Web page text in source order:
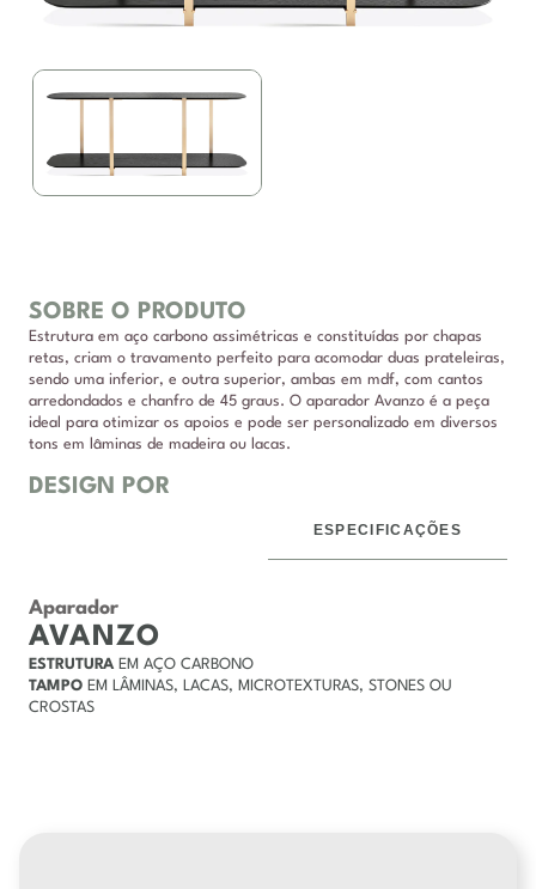
SOBRE O PRODUTO
Estrutura em aço carbono assimétricas e constituídas por chapas
retas, criam o travamento perfeito para acomodar duas prateleiras,
sendo uma inferior, e outra superior, ambas em mdf, com cantos
arredondados e chanfro de 45 graus. O aparador Avanzo é a peça
ideal para otimizar os apoios e pode ser personalizado em diversos
tons em lâminas de madeira ou lacas.
DESIGN POR
ESPECIFICAÇÕES
Aparador
AVANZO
ESTRUTURA EM AÇO CARBONO
TAMPO EM LÂMINAS, LACAS, MICROTEXTURAS, STONES OU
CROSTAS